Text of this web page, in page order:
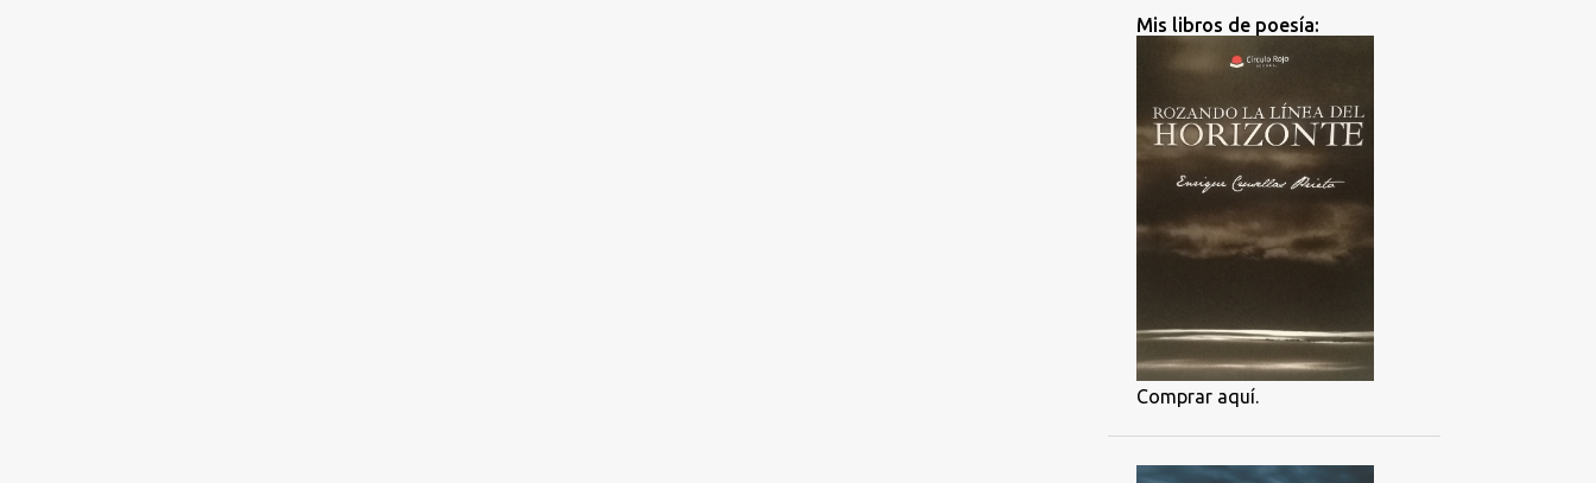
Mis libros de poesía:
Comprar aquí.